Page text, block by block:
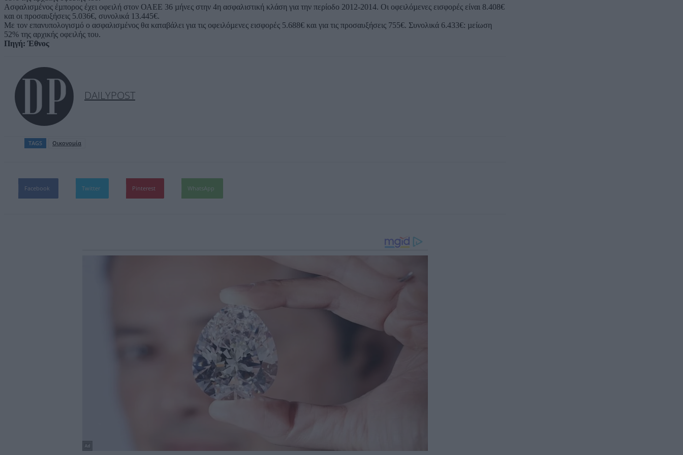
Ασφαλισµένος έµπορος έχει οφειλή στον ΟΑΕΕ 36 µήνες στην 4η ασφαλιστική κλάση για την περίοδο 2012-2014. Οι οφειλόµενες εισφορές είναι 8.408€
και οι προσαυξήσεις 5.036€, συνολικά 13.445€.
Με τον επανυπολογισµό ο ασφαλισµένος θα καταβάλει για τις οφειλόµενες εισφορές 5.688€ και για τις προσαυξήσεις 755€. Συνολικά 6.433€: µείωση
52% της αρχικής οφειλής του.
Πηγή: Έθνος
DAILYPOST
TAGS Οικονομία
Facebook Twitter Pinterest WhatsApp